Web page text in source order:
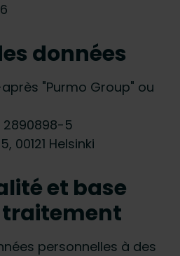
données
"Purmo Group" ou
2890898-5
00121 Helsinki
et base
personnelles à des